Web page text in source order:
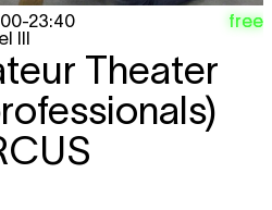
-23:40
III
free
Theater